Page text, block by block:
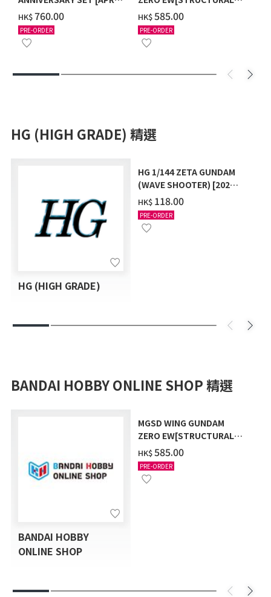
2027 DELIVERY]
HK$‌760.00
PRE-ORDER
COATING/BLACK] [2026年
12月發送]
HK$‌585.00
PRE-ORDER
HG (HIGH GRADE) 精選
HG (HIGH GRADE)
HG 1/144 ZETA GUNDAM
(WAVE SHOOTER) [2026
年10月發送]
HK$ ‌118.00
PRE-ORDER
BANDAI HOBBY ONLINE SHOP 精選
BANDAI HOBBY
ONLINE SHOP
MGSD WING GUNDAM
ZERO EW[STRUCTURAL
COATING/BLACK] [2026年
12月發送]
HK$‌585.00
PRE-ORDER